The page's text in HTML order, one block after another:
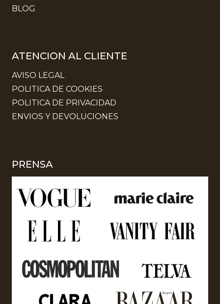
BLOG
ATENCION AL CLIENTE
AVISO LEGAL
POLITICA DE COOKIES
POLITICA DE PRIVACIDAD
ENVIOS Y DEVOLUCIONES
PRENSA